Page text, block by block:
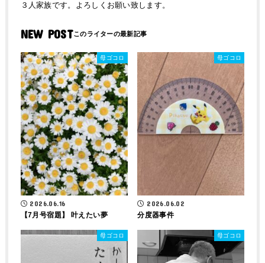
３人家族です。よろしくお願い致します。
NEW POST
母ゴコロ
2026.06.16
【7月号宿題】 叶えたい夢
母ゴコロ
2026.06.02
分度器事件
母ゴコロ 母ゴコロ